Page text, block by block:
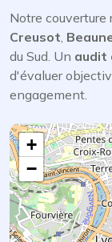
Notre
Creusot,
du Sud. Un audit
d'évaluer
engagement.
+
−